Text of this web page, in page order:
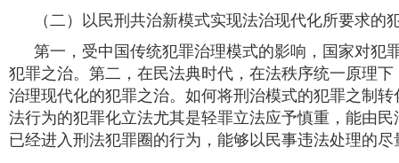
（二）以民刑共治新模式实现法治现代化所要求的
第一，受中国传统犯罪治理模式的影响，国家对
犯罪之治。第二，在民法典时代，在法秩序统一原理
治理现代化的犯罪之治。如何将刑治模式的犯罪之制
法行为的犯罪化立法尤其是轻罪立法应予慎重，能由
已经进入刑法犯罪圈的行为，能够以民事违法处理的